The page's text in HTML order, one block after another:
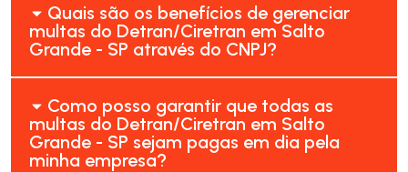
Quais são os benefícios de gerenciar
multas do Detran/Ciretran em Salto
Grande - SP através do CNPJ?
Como posso garantir que todas as
multas do Detran/Ciretran em Salto
Grande - SP sejam pagas em dia pela
minha empresa?